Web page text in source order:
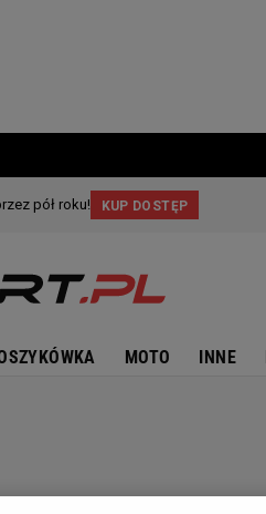
MOTO INNE